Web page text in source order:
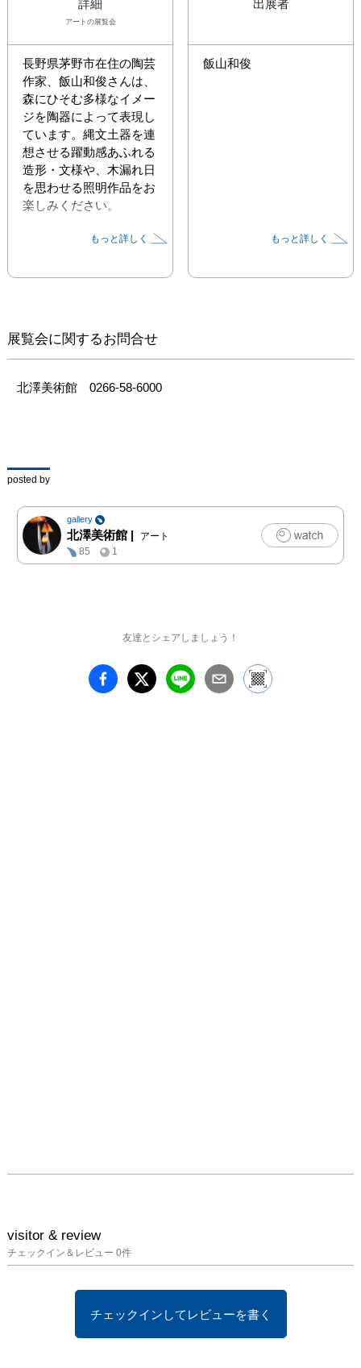
詳細
アート の展覧会
長野県茅野市在住の陶芸
作家、飯山和俊さんは、
森にひそむ多様なイメー
ジを陶器によって表現し
ています。縄文土器を連
想させる躍動感あふれる
造形・文様や、木漏れ日
を思わせる照明作品をお
楽しみください。
もっと詳しく
出展者
飯山和俊
もっと詳しく
展覧会に関するお問合せ
北澤美術館　0266-58-6000
posted by
gallery
北澤美術館 |
アート
85
1
友達とシェアしましょう！
visitor & review
チェックイン＆レビュー 0件
チェックインしてレビューを書く